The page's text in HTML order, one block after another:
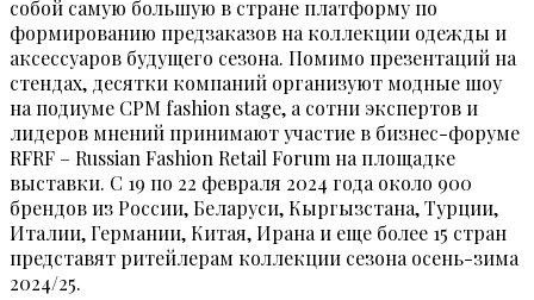
собой самую большую в стране платформу по
формированию предзаказов на коллекции одежды и
аксессуаров будущего сезона. Помимо презентаций на
стендах, десятки компаний организуют модные шоу
на подиуме CPM fashion stage, а сотни экспертов и
лидеров мнений принимают участие в бизнес-форуме
RFRF – Russian Fashion Retail Forum на площадке
выставки. С 19 по 22 февраля 2024 года около 900
брендов из России, Беларуси, Кыргызстана, Турции,
Италии, Германии, Китая, Ирана и еще более 15 стран
представят ритейлерам коллекции сезона осень-зима
2024/25.